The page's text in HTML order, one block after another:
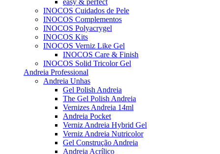
easy & perfect
INOCOS Cuidados de Pele
INOCOS Complementos
INOCOS Polyacrygel
INOCOS Kits
INOCOS Verniz Like Gel
INOCOS Care & Finish
INOCOS Solid Tricolor Gel
Andreia Professional
Andreia Unhas
Gel Polish Andreia
The Gel Polish Andreia
Vernizes Andreia 14ml
Andreia Pocket
Verniz Andreia Hybrid Gel
Verniz Andreia Nutricolor
Gel Construção Andreia
Andreia Acrílico